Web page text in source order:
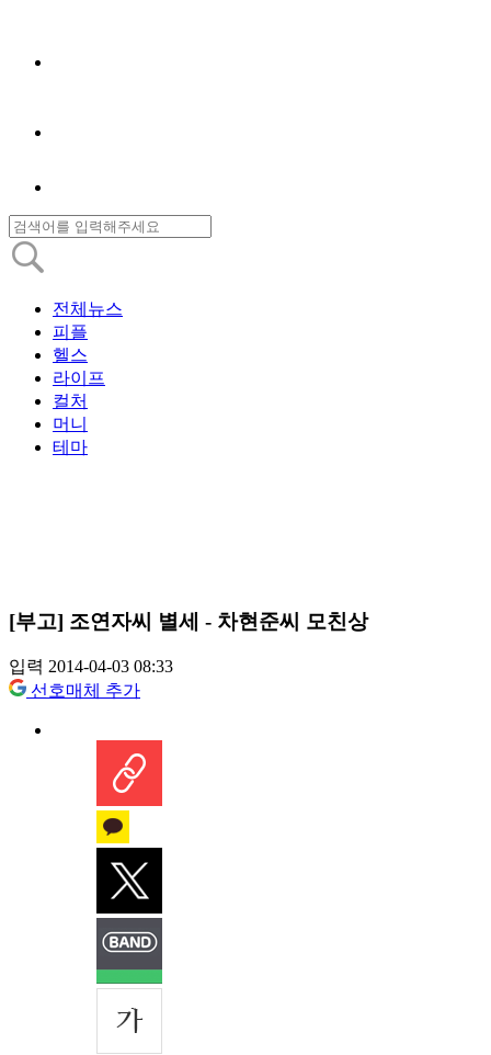
전체뉴스
피플
헬스
라이프
컬처
머니
테마
[부고] 조연자씨 별세 - 차현준씨 모친상
입력 2014-04-03 08:33
선호매체 추가